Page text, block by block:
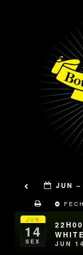
JUN
JUN
14
SEX JUN